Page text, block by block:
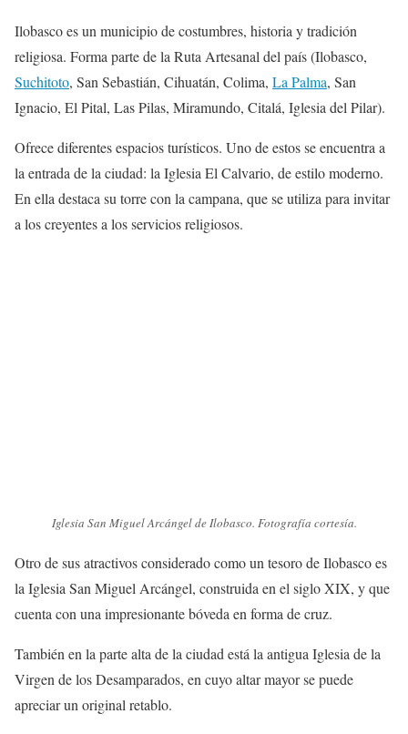
Ilobasco es un municipio de costumbres, historia y tradición
religiosa. Forma parte de la Ruta Artesanal del país (Ilobasco,
Suchitoto, San Sebastián, Cihuatán, Colima, La Palma, San
Ignacio, El Pital, Las Pilas, Miramundo, Citalá, Iglesia del Pilar).
Ofrece diferentes espacios turísticos. Uno de estos se encuentra a
la entrada de la ciudad: la Iglesia El Calvario, de estilo moderno.
En ella destaca su torre con la campana, que se utiliza para invitar
a los creyentes a los servicios religiosos.
Iglesia San Miguel Arcángel de Ilobasco. Fotografía cortesía.
Otro de sus atractivos considerado como un tesoro de Ilobasco es
la Iglesia San Miguel Arcángel, construida en el siglo XIX, y que
cuenta con una impresionante bóveda en forma de cruz.
También en la parte alta de la ciudad está la antigua Iglesia de la
Virgen de los Desamparados, en cuyo altar mayor se puede
apreciar un original retablo.